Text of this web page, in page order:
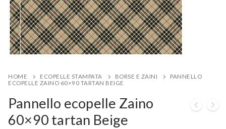
HOME ECOPELLE STAMPATA BORSE E ZAINI
PANNELLO
ECOPELLE ZAINO 60×90 TARTAN BEIGE
Pannello ecopelle Zaino
60×90 tartan Beige